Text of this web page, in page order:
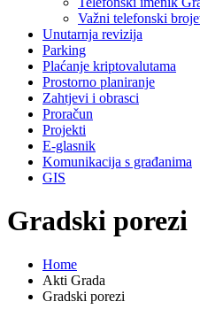
Važni telefonski
Unutarnja revizija
Parking
Plaćanje kriptovalutama
Prostorno planiranje
Zahtjevi i obrasci
Proračun
Projekti
E-glasnik
Komunikacija s građanima
GIS
Gradski porezi
Home
Akti Grada
Gradski porezi